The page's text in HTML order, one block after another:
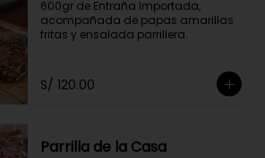
600gr de Entraña Importada,
acompañada de papas amarillas
fritas y ensalada parrillera.
S/ 120.00
Parrilla de la Casa